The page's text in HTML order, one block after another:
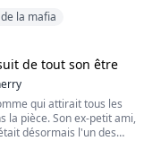
satisfaire les moindres
grand besoin de relâcher
la mafia
de tout son être
qui attirait tous les
la pièce. Son ex-petit ami,
désormais l'un des